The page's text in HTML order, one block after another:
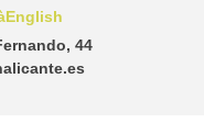
44
English